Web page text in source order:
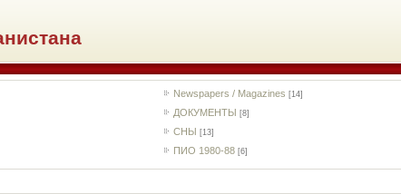
Newspapers / Magazines [14]
ДОКУМЕНТЫ [8]
СНЫ [13]
ПИО 1980-88 [6]